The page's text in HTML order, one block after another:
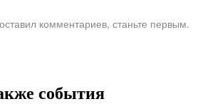
комментариев, станьте первым.
события